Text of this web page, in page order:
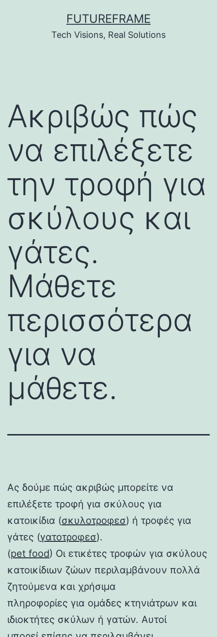
FUTUREFRAME
Tech Visions, Real Solutions
Ακριβώς πώς
να επιλέξετε
την τροφή για
σκύλους και
γάτες.
Μάθετε
περισσότερα
για να
μάθετε.
Ας δούμε πώς ακριβώς μπορείτε να
επιλέξετε τροφή για σκύλους για
κατοικίδια (σκυλοτροφεσ) ή τροφές για
γάτες (γατοτροφεσ).
(pet food) Οι ετικέτες τροφών για σκύλους
κατοικίδιων ζώων περιλαμβάνουν πολλά
ζητούμενα και χρήσιμα
πληροφορίες για ομάδες κτηνιάτρων και
ιδιοκτήτες σκύλων ή γατών. Αυτοί